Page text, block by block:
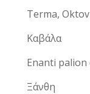
Terma,
Καβάλα
Enanti
Ξάνθη